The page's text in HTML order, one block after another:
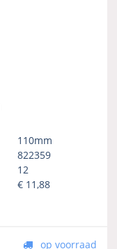
110mm
822359
12
€ 11,88
op voorraad